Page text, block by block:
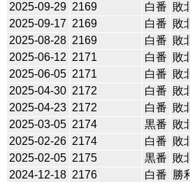
2025-09-29 2169 白番 敗
2025-09-17 2169 白番 敗
2025-08-28 2169 白番 敗
2025-06-12 2171 白番 敗
2025-06-05 2171 白番 敗
2025-04-30 2172 白番 敗
2025-04-23 2172 白番 敗
2025-03-05 2174 黒番 敗
2025-02-26 2174 白番 敗
2025-02-05 2175 黒番 敗
2024-12-18 2176 白番 勝